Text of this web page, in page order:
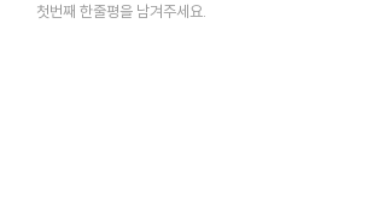
첫번째 한줄평을 남겨주세요.